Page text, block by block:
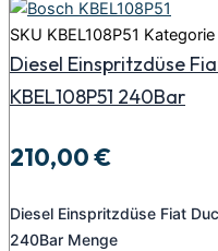
SKU KBEL108P51 Kategorie
Diesel Einspritzdüse
KBEL108P51 240Bar
210,00€
Diesel Einspritzdüse Fiat
240Bar Menge